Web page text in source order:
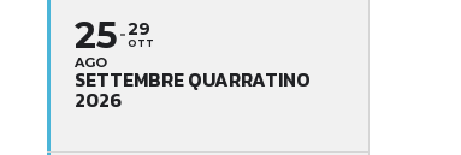
25
AGO
29
OTT
SETTEMBRE QUARRATINO
2026